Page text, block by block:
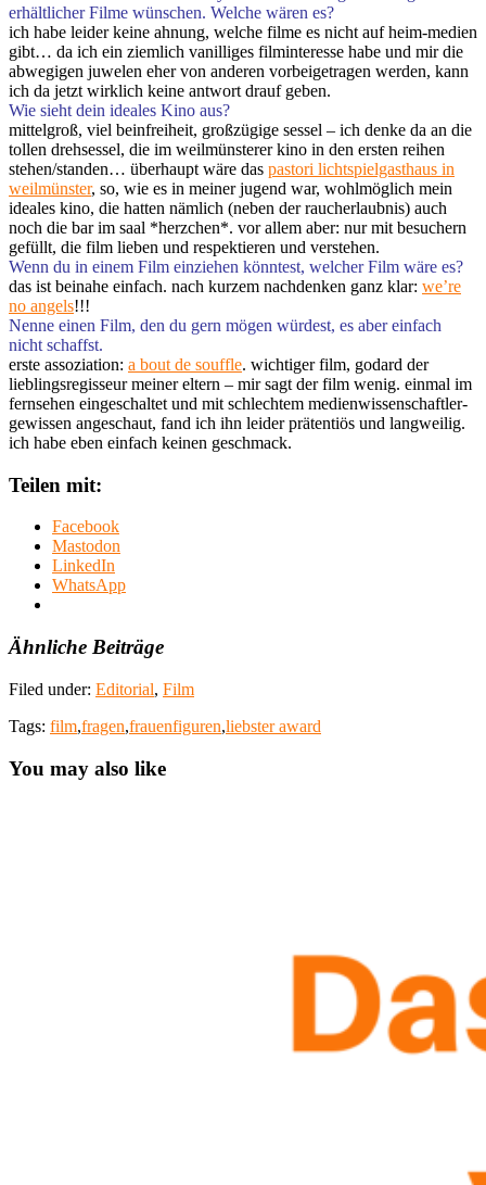
erhältlicher Filme wünschen. Welche wären es?
ich habe leider keine ahnung, welche filme es nicht auf heim-medien
gibt… da ich ein ziemlich vanilliges filminteresse habe und mir die
abwegigen juwelen eher von anderen vorbeigetragen werden, kann
ich da jetzt wirklich keine antwort drauf geben.
Wie sieht dein ideales Kino aus?
mittelgroß, viel beinfreiheit, großzügige sessel – ich denke da an die
tollen drehsessel, die im weilmünsterer kino in den ersten reihen
stehen/standen… überhaupt wäre das pastori lichtspielgasthaus in
weilmünster, so, wie es in meiner jugend war, wohlmöglich mein
ideales kino, die hatten nämlich (neben der raucherlaubnis) auch
noch die bar im saal *herzchen*. vor allem aber: nur mit besuchern
gefüllt, die film lieben und respektieren und verstehen.
Wenn du in einem Film einziehen könntest, welcher Film wäre es?
das ist beinahe einfach. nach kurzem nachdenken ganz klar: we’re
no angels!!!
Nenne einen Film, den du gern mögen würdest, es aber einfach
nicht schaffst.
erste assoziation: a bout de souffle. wichtiger film, godard der
lieblingsregisseur meiner eltern – mir sagt der film wenig. einmal im
fernsehen eingeschaltet und mit schlechtem medienwissenschaftler-
gewissen angeschaut, fand ich ihn leider prätentiös und langweilig.
ich habe eben einfach keinen geschmack.
Teilen mit:
Facebook
Mastodon
LinkedIn
WhatsApp
Ähnliche Beiträge
Filed under: Editorial, Film
Tags: film,fragen,frauenfiguren,liebster award
You may also like